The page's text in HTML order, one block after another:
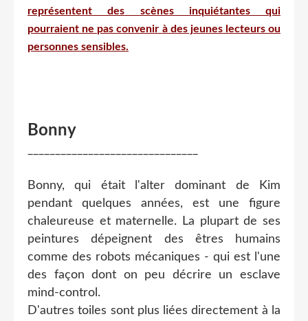
représentent des scènes inquiétantes qui
pourraient ne pas convenir à des jeunes lecteurs ou
personnes sensibles.
Bonny
Bonny, qui était l'alter dominant de Kim
pendant quelques années, est une figure
chaleureuse et maternelle. La plupart de ses
peintures dépeignent des êtres humains
comme des robots mécaniques - qui est l'une
des façon dont on peu décrire un esclave
mind-control.
D'autres toiles sont plus liées directement à la